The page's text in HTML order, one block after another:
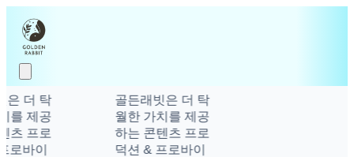
은 더 탁
를 제공
츠 프로
로바이
골든래빗은 더 탁
월한 가치를 제공
하는 콘텐츠 프로
덕션 & 프로바이